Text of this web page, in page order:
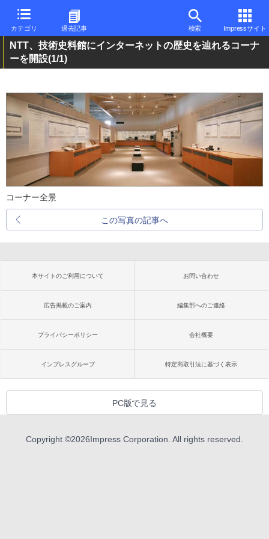
カテゴリ 過去記事 検索 Impressサイト
NTT、技術史料館にインターネットの歴史を辿れるコーナ
ーを開設(1/1)
コーナー全景
この写真の記事へ
本サイトのご利用について お問い合わせ
広告掲載のご案内 編集部へのご連絡
プライバシーポリシー 会社概要
インプレスグループ 特定商取引法に基づく表示
PC版で見る
Copyright ©2026Impress Corporation. All rights reserved.